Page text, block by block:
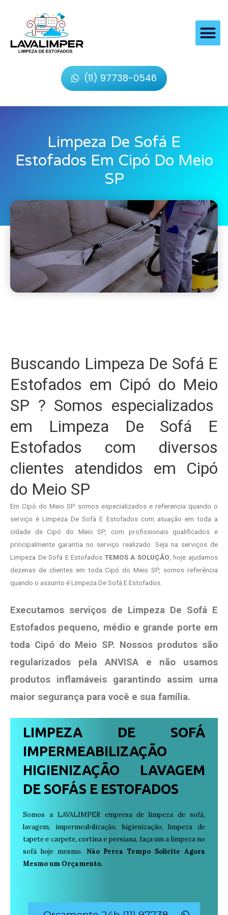
(11) 97738-0546
Limpeza De Sofá E
Estofados Em Cipó Do Meio
SP
Buscando Limpeza De Sofá E
Estofados em Cipó do Meio
SP ? Somos especializados
em Limpeza De Sofá E
Estofados com diversos
clientes atendidos em Cipó
do Meio SP
Em Cipó do Meio SP somos especializados e referencia quando o
serviço é Limpeza De Sofá E Estofados com atuação em toda a
cidade de Cipó do Meio SP, com profissionais qualificados e
principalmente garantia no serviço realizado. Seja na serviços de
Limpeza De Sofá E Estofados TEMOS A SOLUÇÃO , hoje ajudamos
dezenas de clientes em toda Cipó do Meio SP, somos referência
quando o assunto é Limpeza De Sofá E Estofados.
Executamos serviços de Limpeza De Sofá E
Estofados pequeno, médio e grande porte em
toda Cipó do Meio SP. Nossos produtos são
regularizados pela ANVISA e não usamos
produtos inflamáveis garantindo assim uma
maior segurança para você e sua família.
LIMPEZA DE SOFÁ
IMPERMEABILIZAÇÃO
HIGIENIZAÇÃO LAVAGEM
DE SOFÁS E ESTOFADOS
Somos a LAVALIMPER empresa de limpeza de sofá,
lavagem, impermeabilização, higienização, limpeza de
tapete e carpete, cortina e persiana, faça um a limpeza no
sofá hoje mesmo. Não Perca Tempo Solicite Agora
Mesmo um Orçamento.